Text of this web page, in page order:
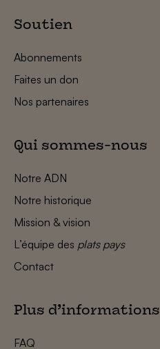
Soutien
Abonnements
Faites un don
Nos partenaires
Qui sommes-nous
Notre ADN
Notre historique
Mission & vision
L’équipe des plats pays
Contact
Plus d’informations
FAQ